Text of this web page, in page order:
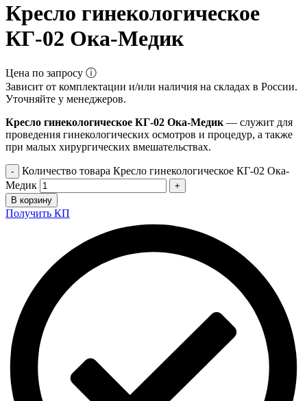
Кресло гинекологическое
КГ-02 Ока-Медик
Цена по запросу ⓘ
Зависит от комплектации и/или наличия на складах в России.
Уточняйте у менеджеров.
Кресло гинекологическое КГ-02 Ока-Медик — служит для
проведения гинекологических осмотров и процедур, а также
при малых хирургических вмешательствах.
Количество товара Кресло гинекологическое КГ-02 Ока-
Медик
В корзину
Получить КП